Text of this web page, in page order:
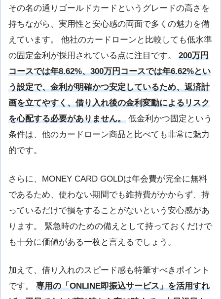
その名の通りゴールドカードというグレードの高さを
持ちながら、実用性と安心感の両面で多くの魅力を備
えています。 他社のカードローンと比較しても低水準
の固定金利が採用されている点に注目です。 200万円
コースでは年8.62%、300万円コースでは年6.62%とい
う設定で、金利が明確かつ安定しているため、返済計
画を立てやすく、借り入れ後の金利変動によるリスク
を心配する必要がありません。 低金利かつ固定という
条件は、他のカードローン商品と比べても非常に魅力
的です。
さらに、MONEY CARD GOLDは年会費が完全に無料
であるため、使わない期間でも維持費がかからず、持
っているだけで損をすることがないという安心感があ
ります。 緊急時のための備えとして持っておくだけで
も十分に価値がある一枚と言えるでしょう。
加えて、借り入れのスピード感も特筆すべきポイント
です。 専用の「ONLINE即振込サービス」を活用すれ